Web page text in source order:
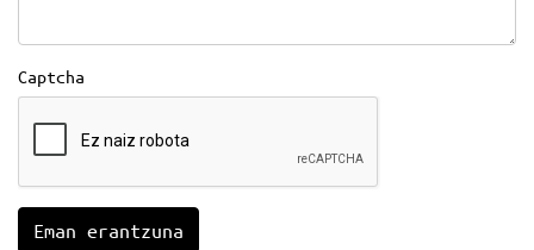
Captcha